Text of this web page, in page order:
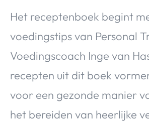
Het receptenboek begint
voedingstips van Personal
Voedingscoach Inge van
recepten uit dit boek
voor een gezonde manier
het bereiden van heerlijke